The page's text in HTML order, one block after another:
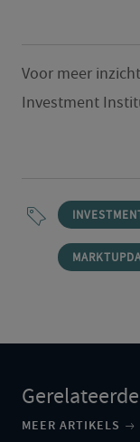
Voor meer
Investment
MEER ARTIKELS